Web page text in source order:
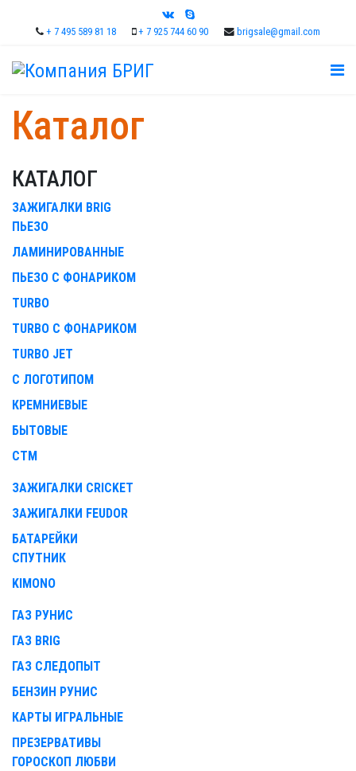
+ 7 495 589 81 18 + 7 925 744 60 90 brigsale@gmail.com
Каталог
КАТАЛОГ
ЗАЖИГАЛКИ BRIG
ПЬЕЗО
ЛАМИНИРОВАННЫЕ
ПЬЕЗО С ФОНАРИКОМ
TURBO
TURBO С ФОНАРИКОМ
TURBO JET
С ЛОГОТИПОМ
КРЕМНИЕВЫЕ
БЫТОВЫЕ
СТМ
ЗАЖИГАЛКИ CRICKET
ЗАЖИГАЛКИ FEUDOR
БАТАРЕЙКИ
СПУТНИК
KIMONO
ГАЗ РУНИС
ГАЗ BRIG
ГАЗ СЛЕДОПЫТ
БЕНЗИН РУНИС
КАРТЫ ИГРАЛЬНЫЕ
ПРЕЗЕРВАТИВЫ
ГОРОСКОП ЛЮБВИ